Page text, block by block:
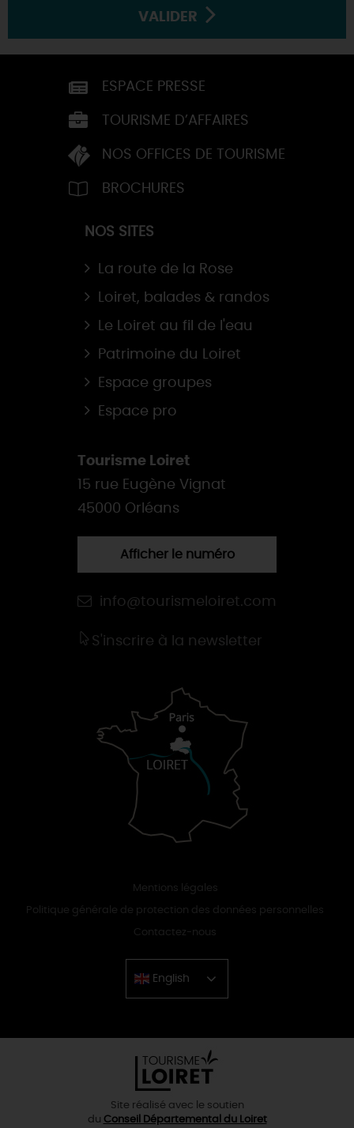
VALIDER
ESPACE PRESSE
TOURISME D’AFFAIRES
NOS OFFICES DE TOURISME
BROCHURES
NOS SITES
La route de la Rose
Loiret, balades & randos
Le Loiret au fil de l'eau
Patrimoine du Loiret
Espace groupes
Espace pro
Tourisme Loiret
15 rue Eugène Vignat
45000 Orléans
Afficher le numéro
info@tourismeloiret.com
S'inscrire à la newsletter
Mentions légales
Politique générale de protection des données personnelles
Contactez-nous
English
Chinese
Site réalisé avec le soutien
du Conseil Départemental du Loiret